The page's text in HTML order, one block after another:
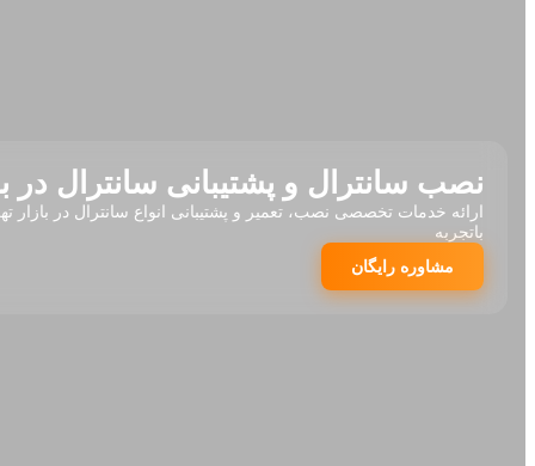
نصب سانترال و پشتیبانی سانترال در
ارائه خدمات تخصصی نصب، تعمیر و پشتیبانی انواع سانترال در بازار
باتجربه
مشاوره رایگان